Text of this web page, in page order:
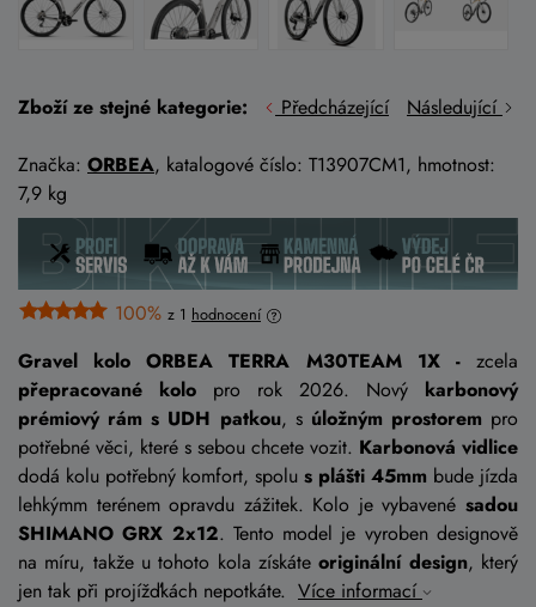
Zboží ze stejné kategorie: Předcházející Následující
Značka: ORBEA, katalogové číslo: T13907CM1, hmotnost:
7,9 kg
100% z 1 hodnocení
Gravel kolo ORBEA TERRA M30TEAM 1X - zcela
přepracované kolo pro rok 2026. Nový karbonový
prémiový rám s UDH patkou, s úložným prostorem pro
potřebné věci, které s sebou chcete vozit. Karbonová vidlice
dodá kolu potřebný komfort, spolu s plášti 45mm bude jízda
lehkýmm terénem opravdu zážitek. Kolo je vybavené sadou
SHIMANO GRX 2x12. Tento model je vyroben designově
na míru, takže u tohoto kola získáteoriginální design, který
jen tak při projížďkách nepotkáte. Více informací